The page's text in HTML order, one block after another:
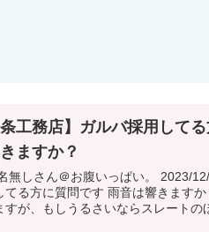
条工務店】ガルバ採用して
ますか？
ん＠お腹いっぱい。 2023/12/13(水) 10:49:11.22 ガルバ
問です 雨音は響きますか？ 寝室の上に採用しようと
すが、もしうるさいならスレートの